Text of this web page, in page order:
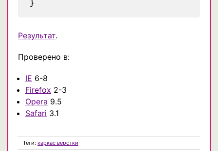
Результат.
Проверено в:
IE 6-8
Firefox 2-3
Opera 9.5
Safari 3.1
Теги: каркас верстки